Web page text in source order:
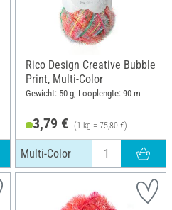
Rico Design Creative Bubble
Print, Multi-Color
Gewicht: 50 g; Looplengte: 90 m
3,79 € (1 kg = 75,80 €)
Multi-Color